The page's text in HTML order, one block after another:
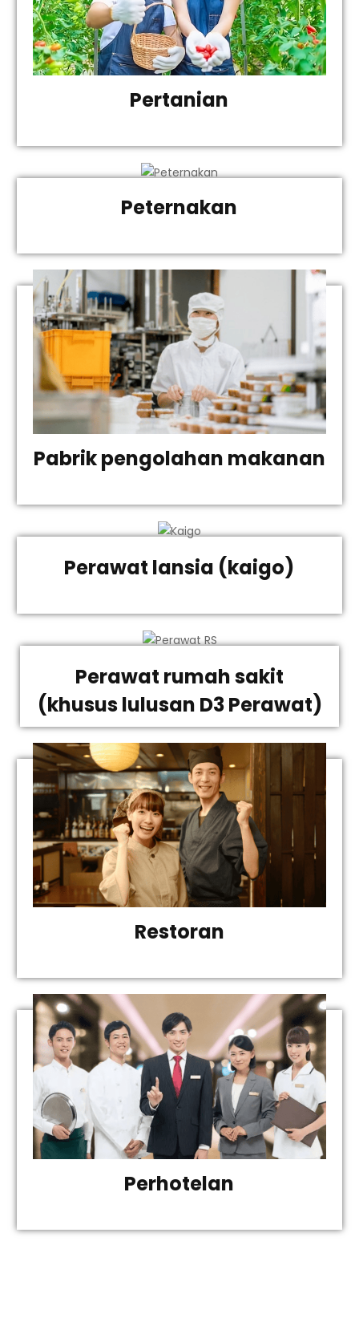
Pertanian
Peternakan
Pabrik pengolahan makanan
Perawat lansia (kaigo)
Perawat rumah sakit
(khusus lulusan D3 Perawat)
Restoran
Perhotelan